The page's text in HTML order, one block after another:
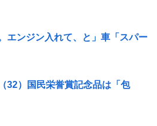
エンジン入れて、と」車「スパー
32）国民栄誉賞記念品は「包